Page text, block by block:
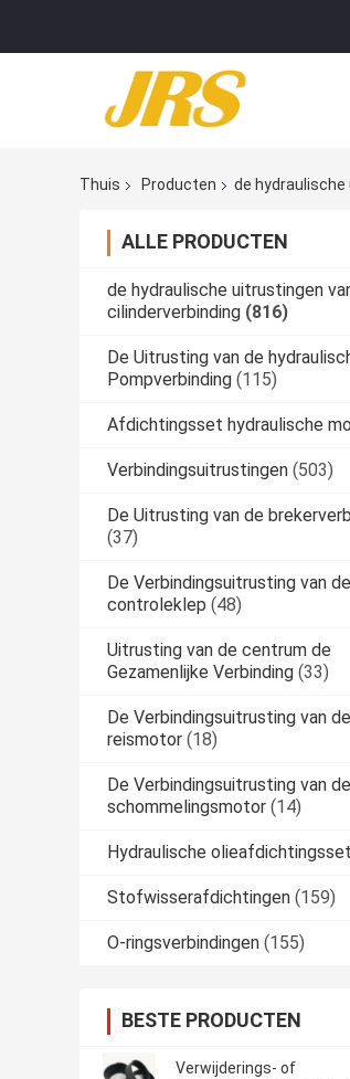
Thuis Producten de
ALLE PRODUCTEN
de hydraulische uitrustingen
cilinderverbinding (816)
De Uitrusting van de
Pompverbinding (115)
Afdichtingsset hydraulische
Verbindingsuitrustingen (503)
De Uitrusting van de
(37)
De Verbindingsuitrusting van de
controleklep (48)
Uitrusting van de centrum de
Gezamenlijke Verbinding (33)
De Verbindingsuitrusting van de
reismotor (18)
De Verbindingsuitrusting van de
schommelingsmotor (14)
Hydraulische olieafdichtingsset
Stofwisserafdichtingen (159)
O-ringsverbindingen (155)
BESTE PRODUCTEN
Verwijderings- of